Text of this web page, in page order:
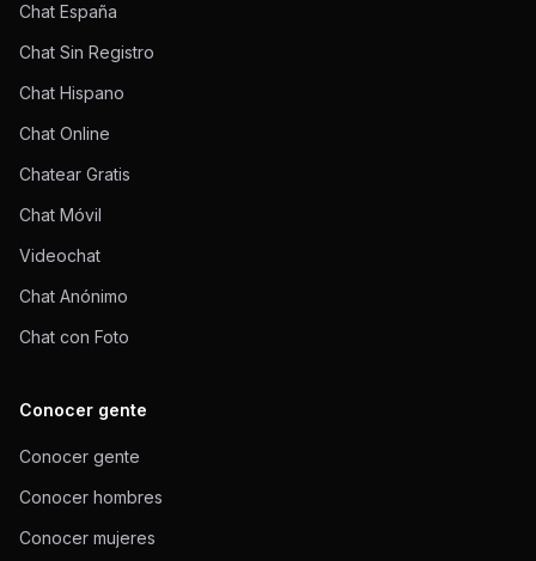
Chat España
Chat Sin Registro
Chat Hispano
Chat Online
Chatear Gratis
Chat Móvil
Videochat
Chat Anónimo
Chat con Foto
Conocer gente
Conocer gente
Conocer hombres
Conocer mujeres